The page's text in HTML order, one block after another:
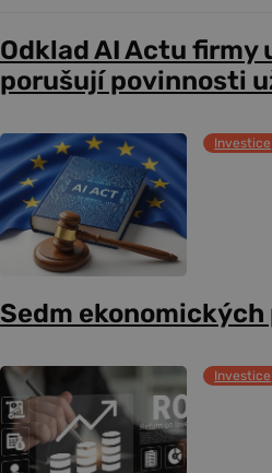
Odklad AI Actu firmy
porušují povinnosti
Investice
Sedm
Investice